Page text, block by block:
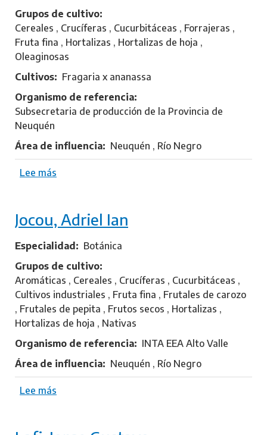
u
n
a
,
b
I
s
o
Grupos de cultivo
Cereales , Crucíferas , Cucurbitáceas , Forrajeras ,
Fruta fina , Hortalizas , Hortalizas de hoja ,
Oleaginosas
Cultivos
Fragaria x ananassa
Organismo de referencia
Subsecretaria de producción de la Provincia de
Neuquén
Área de influencia
Neuquén , Río Negro
Lee más
e
K
e
s
,
M
a
r
i
Jocou, Adriel Ian
Especialidad
Botánica
Grupos de cultivo
Aromáticas , Cereales , Crucíferas , Cucurbitáceas ,
Cultivos industriales , Fruta fina , Frutales de carozo
, Frutales de pepita , Frutos secos , Hortalizas ,
Hortalizas de hoja , Nativas
Organismo de referencia
INTA EEA Alto Valle
Área de influencia
Neuquén , Río Negro
Lee más